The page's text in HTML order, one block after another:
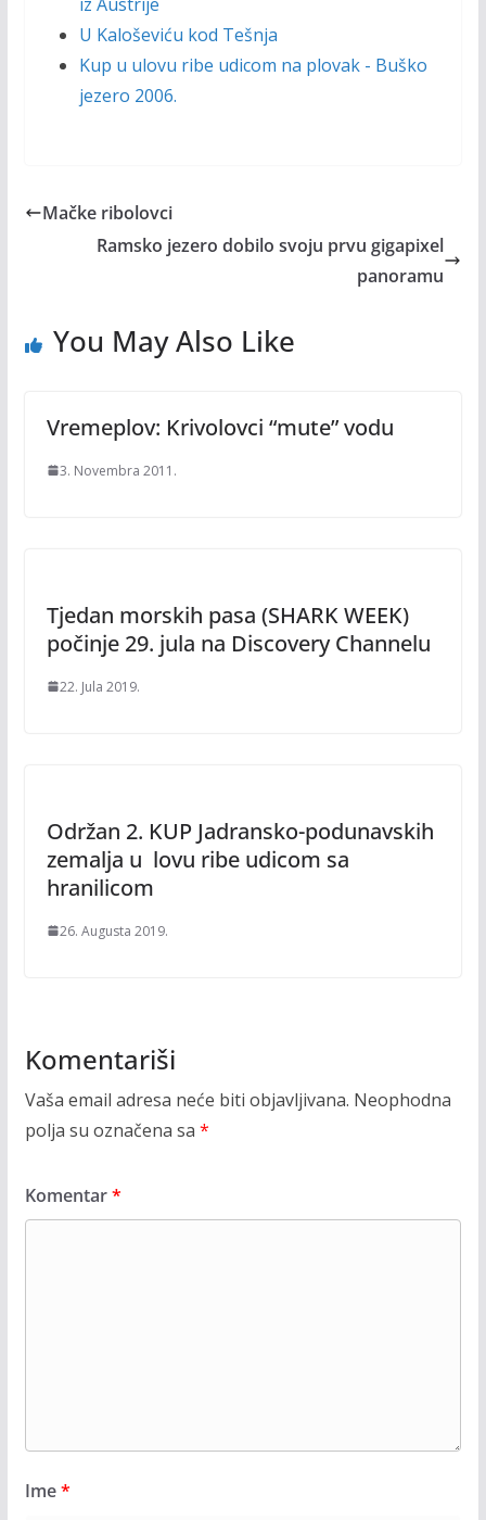
U Kaloševiću kod Tešnja
Kup u ulovu ribe udicom na plovak - Buško
jezero 2006.
Mačke ribolovci
Ramsko jezero dobilo svoju prvu gigapixel
panoramu
You May Also Like
Vremeplov: Krivolovci “mute” vodu
3. Novembra 2011.
Tjedan morskih pasa (SHARK WEEK)
počinje 29. jula na Discovery Channelu
22. Jula 2019.
Održan 2. KUP Jadransko-podunavskih
zemalja u lovu ribe udicom sa
hranilicom
26. Augusta 2019.
Komentariši
Vaša email adresa neće biti objavljivana. Neophodna
polja su označena sa *
Komentar*
Ime*